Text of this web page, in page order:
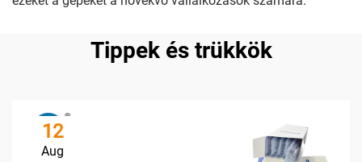
Tippek és trükkök
12
Aug